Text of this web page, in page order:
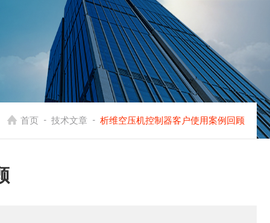
首页 - 技术文章 - 析维空压机控制器客户使用案例回顾